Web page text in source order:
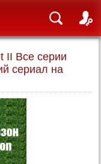
II Все серии
сериал на